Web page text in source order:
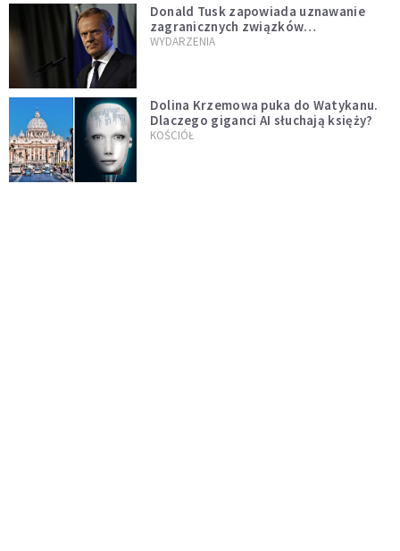
Donald Tusk zapowiada uznawanie
zagranicznych związków
jednopłciowych. "Państwo oblało ten
WYDARZENIA
Dolina Krzemowa puka do Watykanu.
Dlaczego giganci AI słuchają księży?
KOŚCIÓŁ